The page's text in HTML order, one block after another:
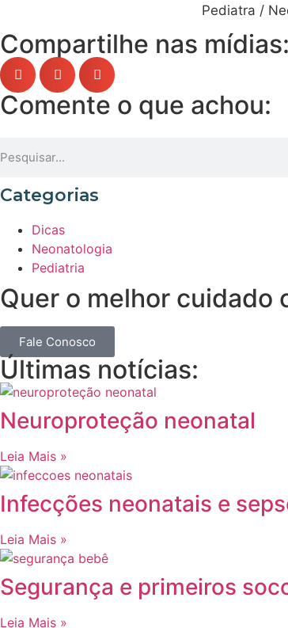
Pediatra /
Compartilhe nas mídias:
Comente o que achou:
Categorias
Dicas
Neonatologia
Pediatria
Quer o melhor cuidado
Fale Conosco
Últimas notícias:
Neuroproteção neonatal
Leia Mais »
Infecções neonatais e
Leia Mais »
Segurança e primeiros
Leia Mais »